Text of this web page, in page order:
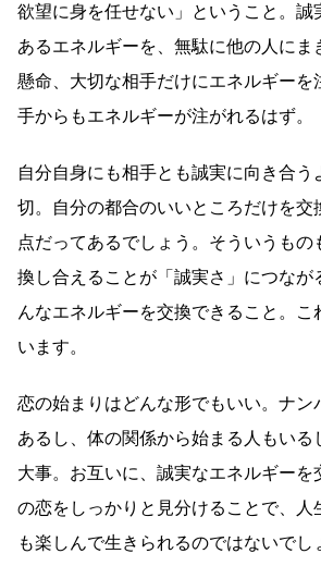
欲望に身を任せない」ということ。誠
あるエネルギーを、無駄に他の人にま
懸命、大切な相手だけにエネルギーを
手からもエネルギーが注がれるはず。
自分自身にも相手とも誠実に向き合う
切。自分の都合のいいところだけを交
点だってあるでしょう。そういうもの
換し合えることが「誠実さ」につなが
んなエネルギーを交換できること。こ
います。
恋の始まりはどんな形でもいい。ナン
あるし、体の関係から始まる人もいる
大事。お互いに、誠実なエネルギーを
の恋をしっかりと見分けることで、人
も楽しんで生きられるのではないでし